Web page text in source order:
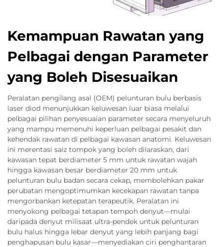
Kemampuan Rawatan yang
Pelbagai dengan Parameter
yang Boleh Disesuaikan
Peralatan pengilang asal (OEM) pelunturan bulu berbasis
laser diod menunjukkan keluwesan luar biasa melalui
pelbagai pilihan penyesuaian parameter secara menyeluruh
yang mampu memenuhi keperluan pelbagai pesakit dan
kehendak rawatan di pelbagai kawasan anatomi. Keluwesan
ini merentasi saiz tompok yang boleh dilaraskan, dari
kawasan tepat berdiameter 5 mm untuk rawatan wajah
hingga kawasan besar berdiameter 20 mm untuk
pelunturan bulu badan secara cekap, membolehkan pakar
perubatan mengoptimumkan kecekapan rawatan tanpa
mengorbankan ketepatan terapeutik. Peralatan ini
menyokong pelbagai tetapan tempoh denyut—mulai
daripada denyut milisaat ultra-pendek untuk pelunturan
bulu halus hingga lebar denyut yang lebih panjang bagi
penghapusan bulu kasar—menyediakan ciri penghantaran